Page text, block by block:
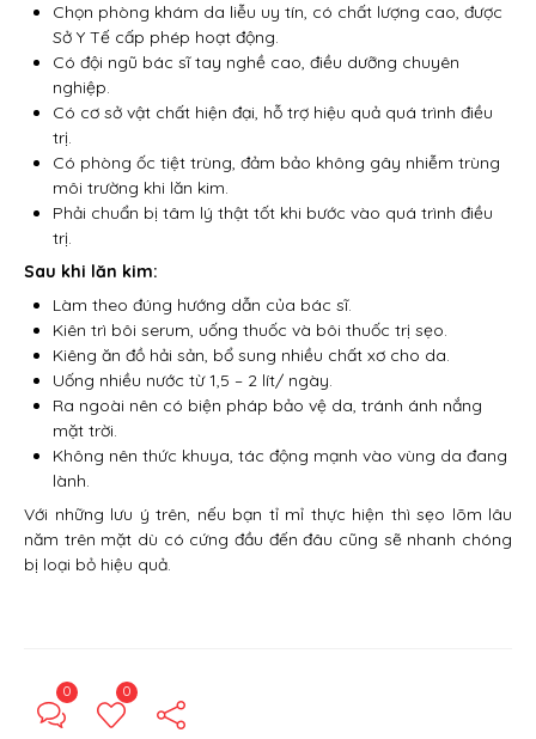
Chọn phòng khám da liễu uy tín, có chất lượng cao, được
Sở Y Tế cấp phép hoạt động.
Có đội ngũ bác sĩ tay nghề cao, điều dưỡng chuyên
nghiệp.
Có cơ sở vật chất hiện đại, hỗ trợ hiệu quả quá trình điều
trị.
Có phòng ốc tiệt trùng, đảm bảo không gây nhiễm trùng
môi trường khi lăn kim.
Phải chuẩn bị tâm lý thật tốt khi bước vào quá trình điều
trị.
Sau khi lăn kim:
Làm theo đúng hướng dẫn của bác sĩ.
Kiên trì bôi serum, uống thuốc và bôi thuốc trị sẹo.
Kiêng ăn đồ hải sản, bổ sung nhiều chất xơ cho da.
Uống nhiều nước từ 1,5 – 2 lít/ ngày.
Ra ngoài nên có biện pháp bảo vệ da, tránh ánh nắng
mặt trời.
Không nên thức khuya, tác động mạnh vào vùng da đang
lành.
Với những lưu ý trên, nếu bạn tỉ mỉ thực hiện thì sẹo lõm lâu
năm trên mặt dù có cứng đầu đến đâu cũng sẽ nhanh chóng
bị loại bỏ hiệu quả.
0 0